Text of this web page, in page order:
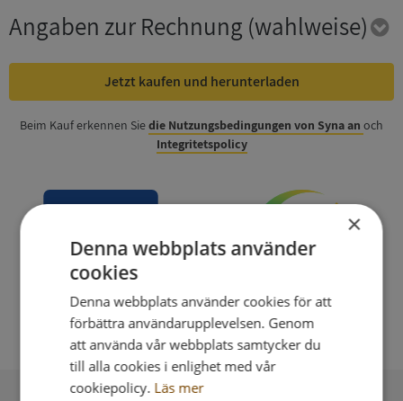
Angaben zur Rechnung (wahlweise)
Jetzt kaufen und herunterladen
Beim Kauf erkennen Siedie Nutzungsbedingungen von Syna an och
Integritetspolicy
×
Denna webbplats använder
cookies
Denna webbplats använder cookies för att
förbättra användarupplevelsen. Genom
att använda vår webbplats samtycker du
till alla cookies i enlighet med vår
cookiepolicy. Läs mer